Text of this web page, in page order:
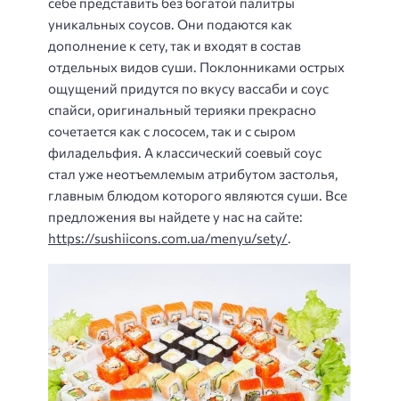
уникальных соусов. Они подаются как
дополнение к сету, так и входят в состав
отдельных видов суши. Поклонниками острых
ощущений придутся по вкусу вассаби и соус
спайси, оригинальный терияки прекрасно
сочетается как с лососем, так и с сыром
филадельфия. А классический соевый соус
стал уже неотъемлемым атрибутом застолья,
главным блюдом которого являются суши. Все
предложения вы найдете у нас на сайте:
https://sushiicons.com.ua/menyu/sety/.